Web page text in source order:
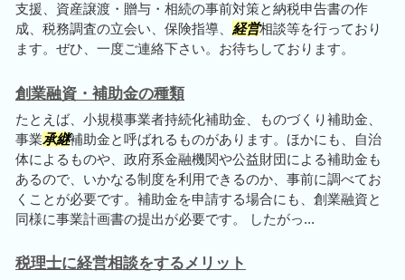
支援、資産譲渡・贈与・相続の事前対策と納税申告書の作
成、税務調査の立会い、保険指導、 経営相談等を行っており
ます。ぜひ、一度ご連絡下さい。お待ちしております。
創業融資・補助金の種類
たとえば、小規模事業者持続化補助金、ものづくり補助金、
事業承継補助金と呼ばれるものがあります。ほかにも、自治
体によるものや、政府系金融機関や公益財団による補助金も
あるので、いかなる制度を利用できるのか、事前に調べてお
くことが必要です。補助金を申請する場合にも、創業融資と
同様に事業計画書の提出が必要です。 したがっ...
税理士に経営相談をするメリット